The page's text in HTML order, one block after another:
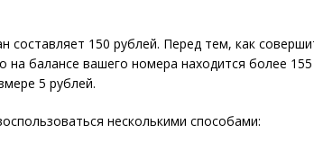
150 рублей. Перед тем, как
на балансе вашего номера находится более 155
5 рублей.
несколькими способами: